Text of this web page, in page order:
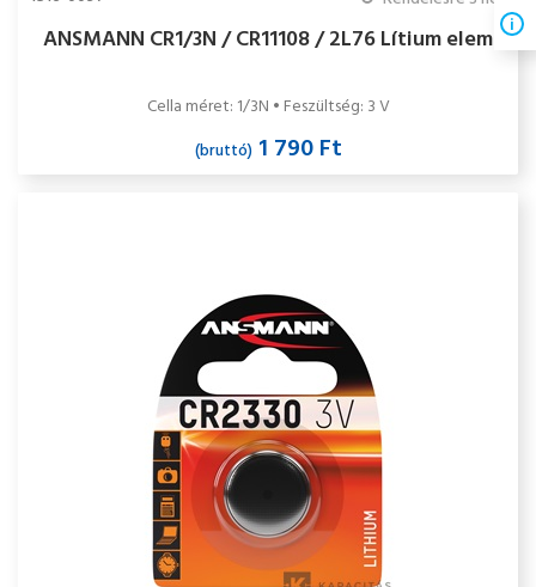
ANSMANN CR1/3N / CR11108 / 2L76 Lítium elem
Cella méret: 1/3N • Feszültség: 3 V
(bruttó)1 790 Ft